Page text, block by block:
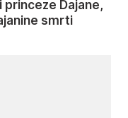
Dajane,
smrti